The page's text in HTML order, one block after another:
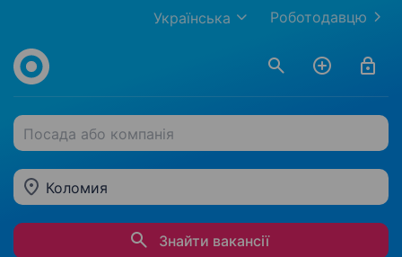
Роботодавцю
Українська
Посада або компанія
Коломия
Знайти вакансії